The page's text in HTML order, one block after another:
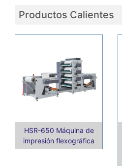
Productos Calientes
HSR-650 Máquina de
impresión flexográfica